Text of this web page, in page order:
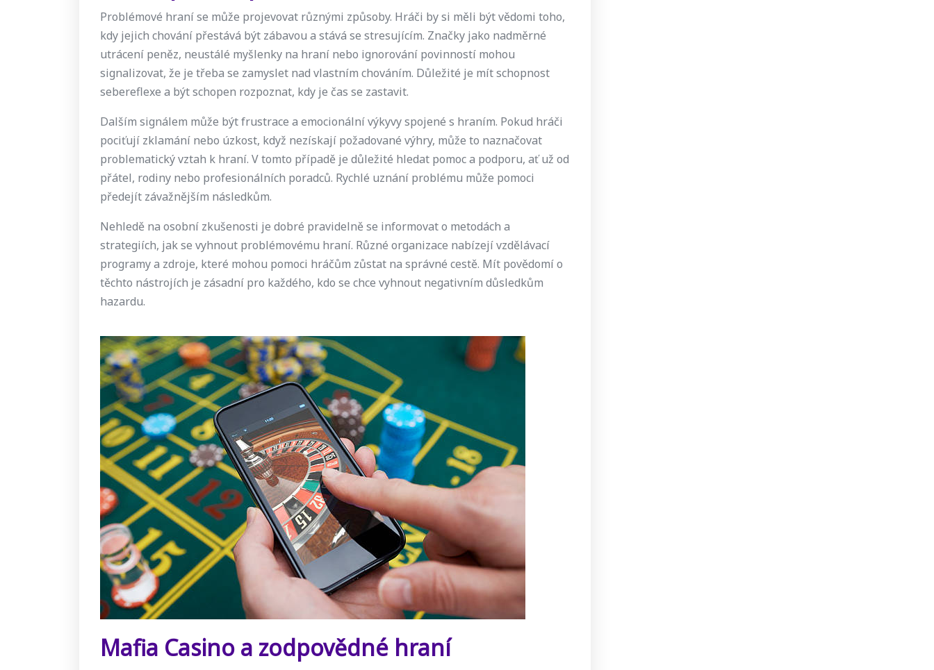
Problémové hraní se může projevovat různými způsoby. Hráči by si měli být vědomi toho,
kdy jejich chování přestává být zábavou a stává se stresujícím. Značky jako nadměrné
utrácení peněz, neustálé myšlenky na hraní nebo ignorování povinností mohou
signalizovat, že je třeba se zamyslet nad vlastním chováním. Důležité je mít schopnost
sebereflexe a být schopen rozpoznat, kdy je čas se zastavit.
Dalším signálem může být frustrace a emocionální výkyvy spojené s hraním. Pokud hráči
pociťují zklamání nebo úzkost, když nezískají požadované výhry, může to naznačovat
problematický vztah k hraní. V tomto případě je důležité hledat pomoc a podporu, ať už od
přátel, rodiny nebo profesionálních poradců. Rychlé uznání problému může pomoci
předejít závažnějším následkům.
Nehledě na osobní zkušenosti je dobré pravidelně se informovat o metodách a
strategiích, jak se vyhnout problémovému hraní. Různé organizace nabízejí vzdělávací
programy a zdroje, které mohou pomoci hráčům zůstat na správné cestě. Mít povědomí o
těchto nástrojích je zásadní pro každého, kdo se chce vyhnout negativním důsledkům
hazardu.
Mafia Casino a zodpovědné hraní